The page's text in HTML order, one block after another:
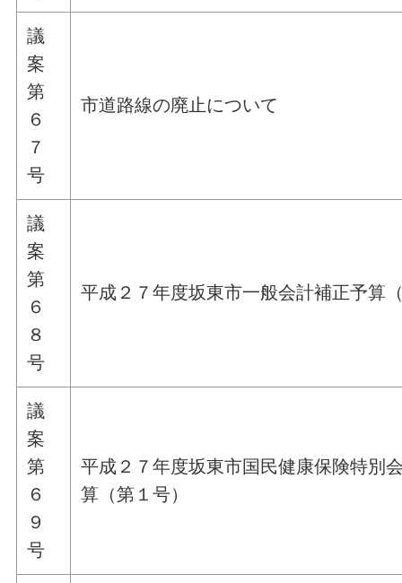
議
案
第
６
７
号
市道路線の廃止について
議
案
第
６
８
号
平成２７年度坂東市一般会計補正予算
議
案
第
６
９
号
平成２７年度坂東市国民健康保険特別
算（第１号）